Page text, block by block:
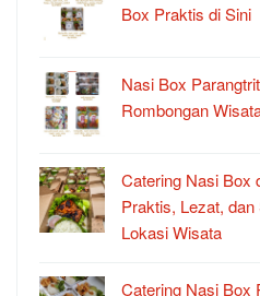
Box Praktis di Sini
Nasi Box
Rombongan
Catering Nasi Box
Praktis, Lezat,
Lokasi Wisata
Catering Nasi Box